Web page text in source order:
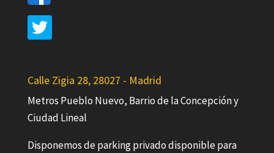
Calle Zigia 28, 28027 - Madrid
Metros Pueblo Nuevo, Barrio de la Concepción y
Ciudad Lineal
Disponemos de parking privado disponible para